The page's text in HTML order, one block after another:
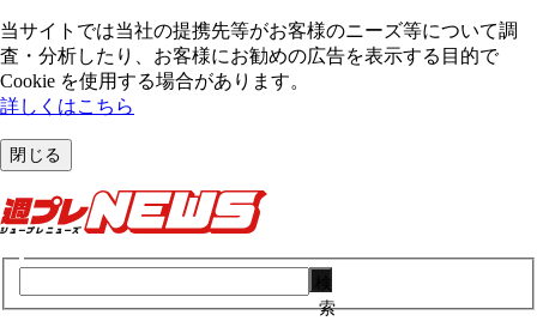
当サイトでは当社の提携先等がお客様のニーズ等について調
査・分析したり、お客様にお勧めの広告を表⽰する⽬的で
Cookie を使⽤する場合があります。
詳しくはこちら
閉じる
索